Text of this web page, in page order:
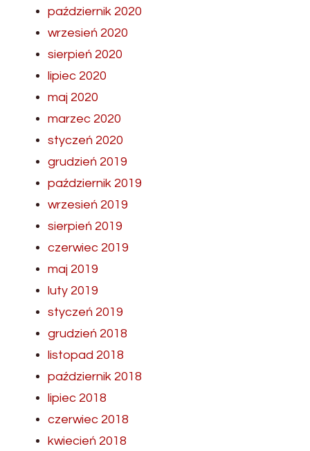
październik 2020
wrzesień 2020
sierpień 2020
lipiec 2020
maj 2020
marzec 2020
styczeń 2020
grudzień 2019
październik 2019
wrzesień 2019
sierpień 2019
czerwiec 2019
maj 2019
luty 2019
styczeń 2019
grudzień 2018
listopad 2018
październik 2018
lipiec 2018
czerwiec 2018
kwiecień 2018